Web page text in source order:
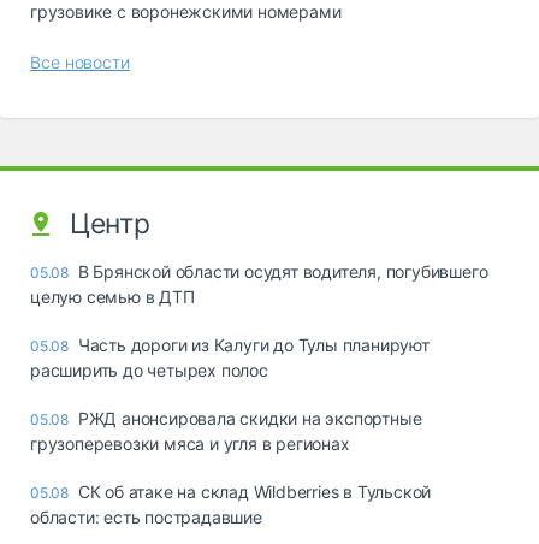
грузовике с воронежскими номерами
Все новости
Центр
05.08 В Брянской области осудят водителя, погубившего
целую семью в ДТП
05.08 Часть дороги из Калуги до Тулы планируют
расширить до четырех полос
05.08 РЖД анонсировала скидки на экспортные
грузоперевозки мяса и угля в регионах
05.08 СК об атаке на склад Wildberries в Тульской
области: есть пострадавшие